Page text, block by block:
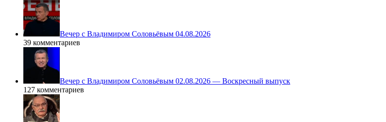
Вечер с Владимиром Соловьёвым 04.08.2026
39 комментариев
Вечер с Владимиром Соловьёвым 02.08.2026 — Воскресный выпуск
127 комментариев